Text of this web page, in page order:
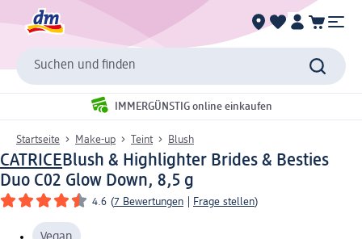
Suchen und finden
IMMERGÜNSTIG online einkaufen
Startseite Make-up Teint Blush
CATRICEBlush & Highlighter Brides & Besties
Duo C02 Glow Down, 8,5 g
4.6 (7 Bewertungen Frage stellen)